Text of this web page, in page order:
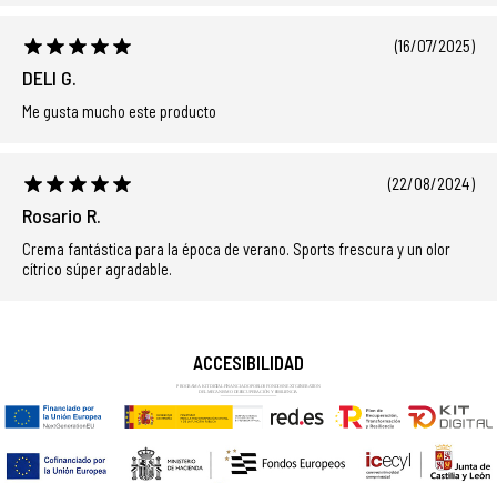
DELI G.
(16/07/2025)
Me gusta mucho este producto
Rosario R.
(22/08/2024)
Crema fantástica para la época de verano. Sports frescura y un olor
cítrico súper agradable.
ACCESIBILIDAD